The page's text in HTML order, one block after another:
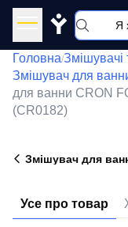
Y
Головна/Змішувачі
Змішувач для
для ванни CRON
(CR0182)
Змішувач для
Усе про товар